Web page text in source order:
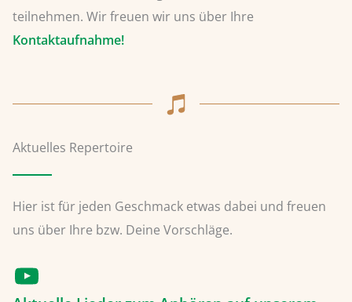
teilnehmen. Wir freuen wir uns über Ihre
Kontaktaufnahme!
Aktuelles Repertoire
Hier ist für jeden Geschmack etwas dabei und freuen
uns über Ihre bzw. Deine Vorschläge.
Aktuelle Lieder zum Anhören auf unserem YouTube Kanal